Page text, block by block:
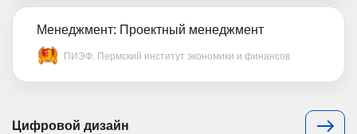
Менеджмент: Проектный менеджмент
ПИЭФ. Пермский институт экономики и финансов
Цифровой дизайн